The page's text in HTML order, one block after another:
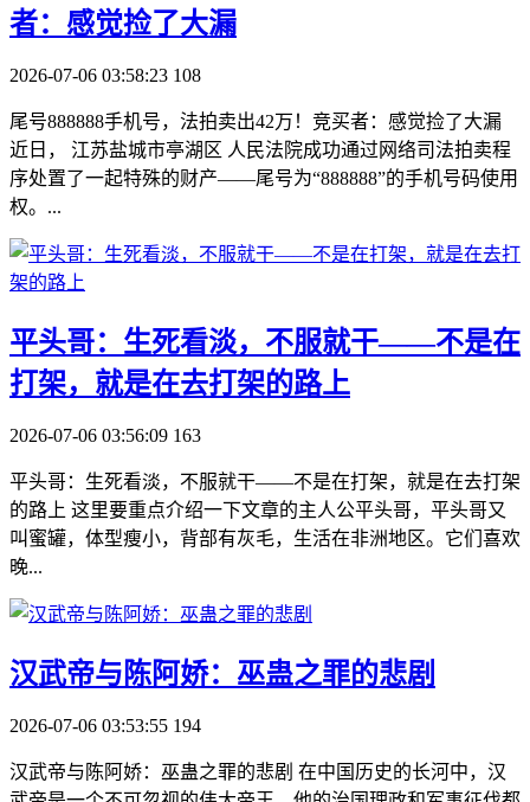
者：感觉捡了大漏
2026-07-06 03:58:23 108
尾号888888手机号，法拍卖出42万！竞买者：感觉捡了大漏
近日， 江苏盐城市亭湖区 人民法院成功通过网络司法拍卖程
序处置了一起特殊的财产——尾号为“888888”的手机号码使用
权。...
​平头哥：生死看淡，不服就干——不是在
打架，就是在去打架的路上
2026-07-06 03:56:09 163
平头哥：生死看淡，不服就干——不是在打架，就是在去打架
的路上 这里要重点介绍一下文章的主人公平头哥，平头哥又
叫蜜罐，体型瘦小，背部有灰毛，生活在非洲地区。它们喜欢
晚...
​汉武帝与陈阿娇：巫蛊之罪的悲剧
2026-07-06 03:53:55 194
汉武帝与陈阿娇：巫蛊之罪的悲剧 在中国历史的长河中，汉